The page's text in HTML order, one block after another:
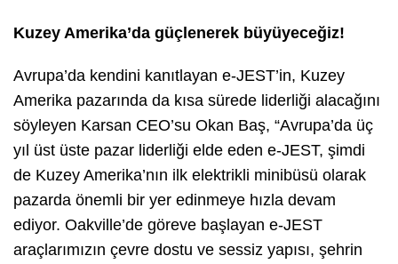
Kuzey Amerika’da güçlenerek büyüyeceğiz!
Avrupa’da kendini kanıtlayan e-JEST’in, Kuzey
Amerika pazarında da kısa sürede liderliği alacağını
söyleyen Karsan CEO’su Okan Baş, “Avrupa’da üç
yıl üst üste pazar liderliği elde eden e-JEST, şimdi
de Kuzey Amerika’nın ilk elektrikli minibüsü olarak
pazarda önemli bir yer edinmeye hızla devam
ediyor. Oakville’de göreve başlayan e-JEST
araçlarımızın çevre dostu ve sessiz yapısı, şehrin